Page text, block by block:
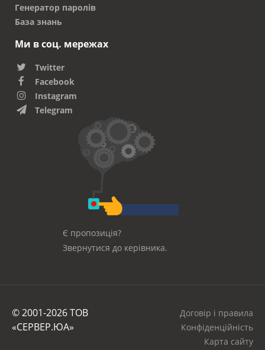
Генератор паролів
База знань
Ми в соц. мережах
Twitter
Facebook
Instagram
Telegram
Є пропозиція?
Звернутися до керівника.
© 2001-2026 ТОВ
«СЕРВЕР.ЮА»
Договір і правила
Конфіденційність
Карта сайту